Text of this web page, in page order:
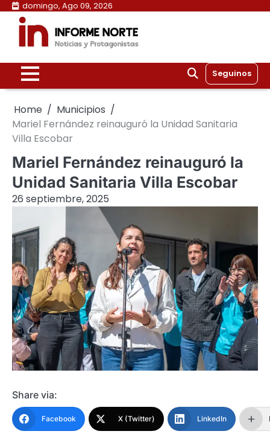
Skip
content
domingo, Ago 09, 2026
Seguinos
Home
Municipios
Mariel Fernández reinauguró la Unidad Sanitaria
Villa Escobar
Mariel Fernández reinauguró la
Unidad Sanitaria Villa Escobar
26 septiembre, 2025
Share via:
Facebook X (Twitter) LinkedIn